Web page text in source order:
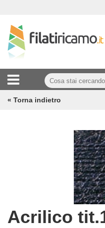
« Torna indietro
Acrilico